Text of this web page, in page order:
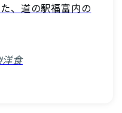
、道の駅福富内の
洋食